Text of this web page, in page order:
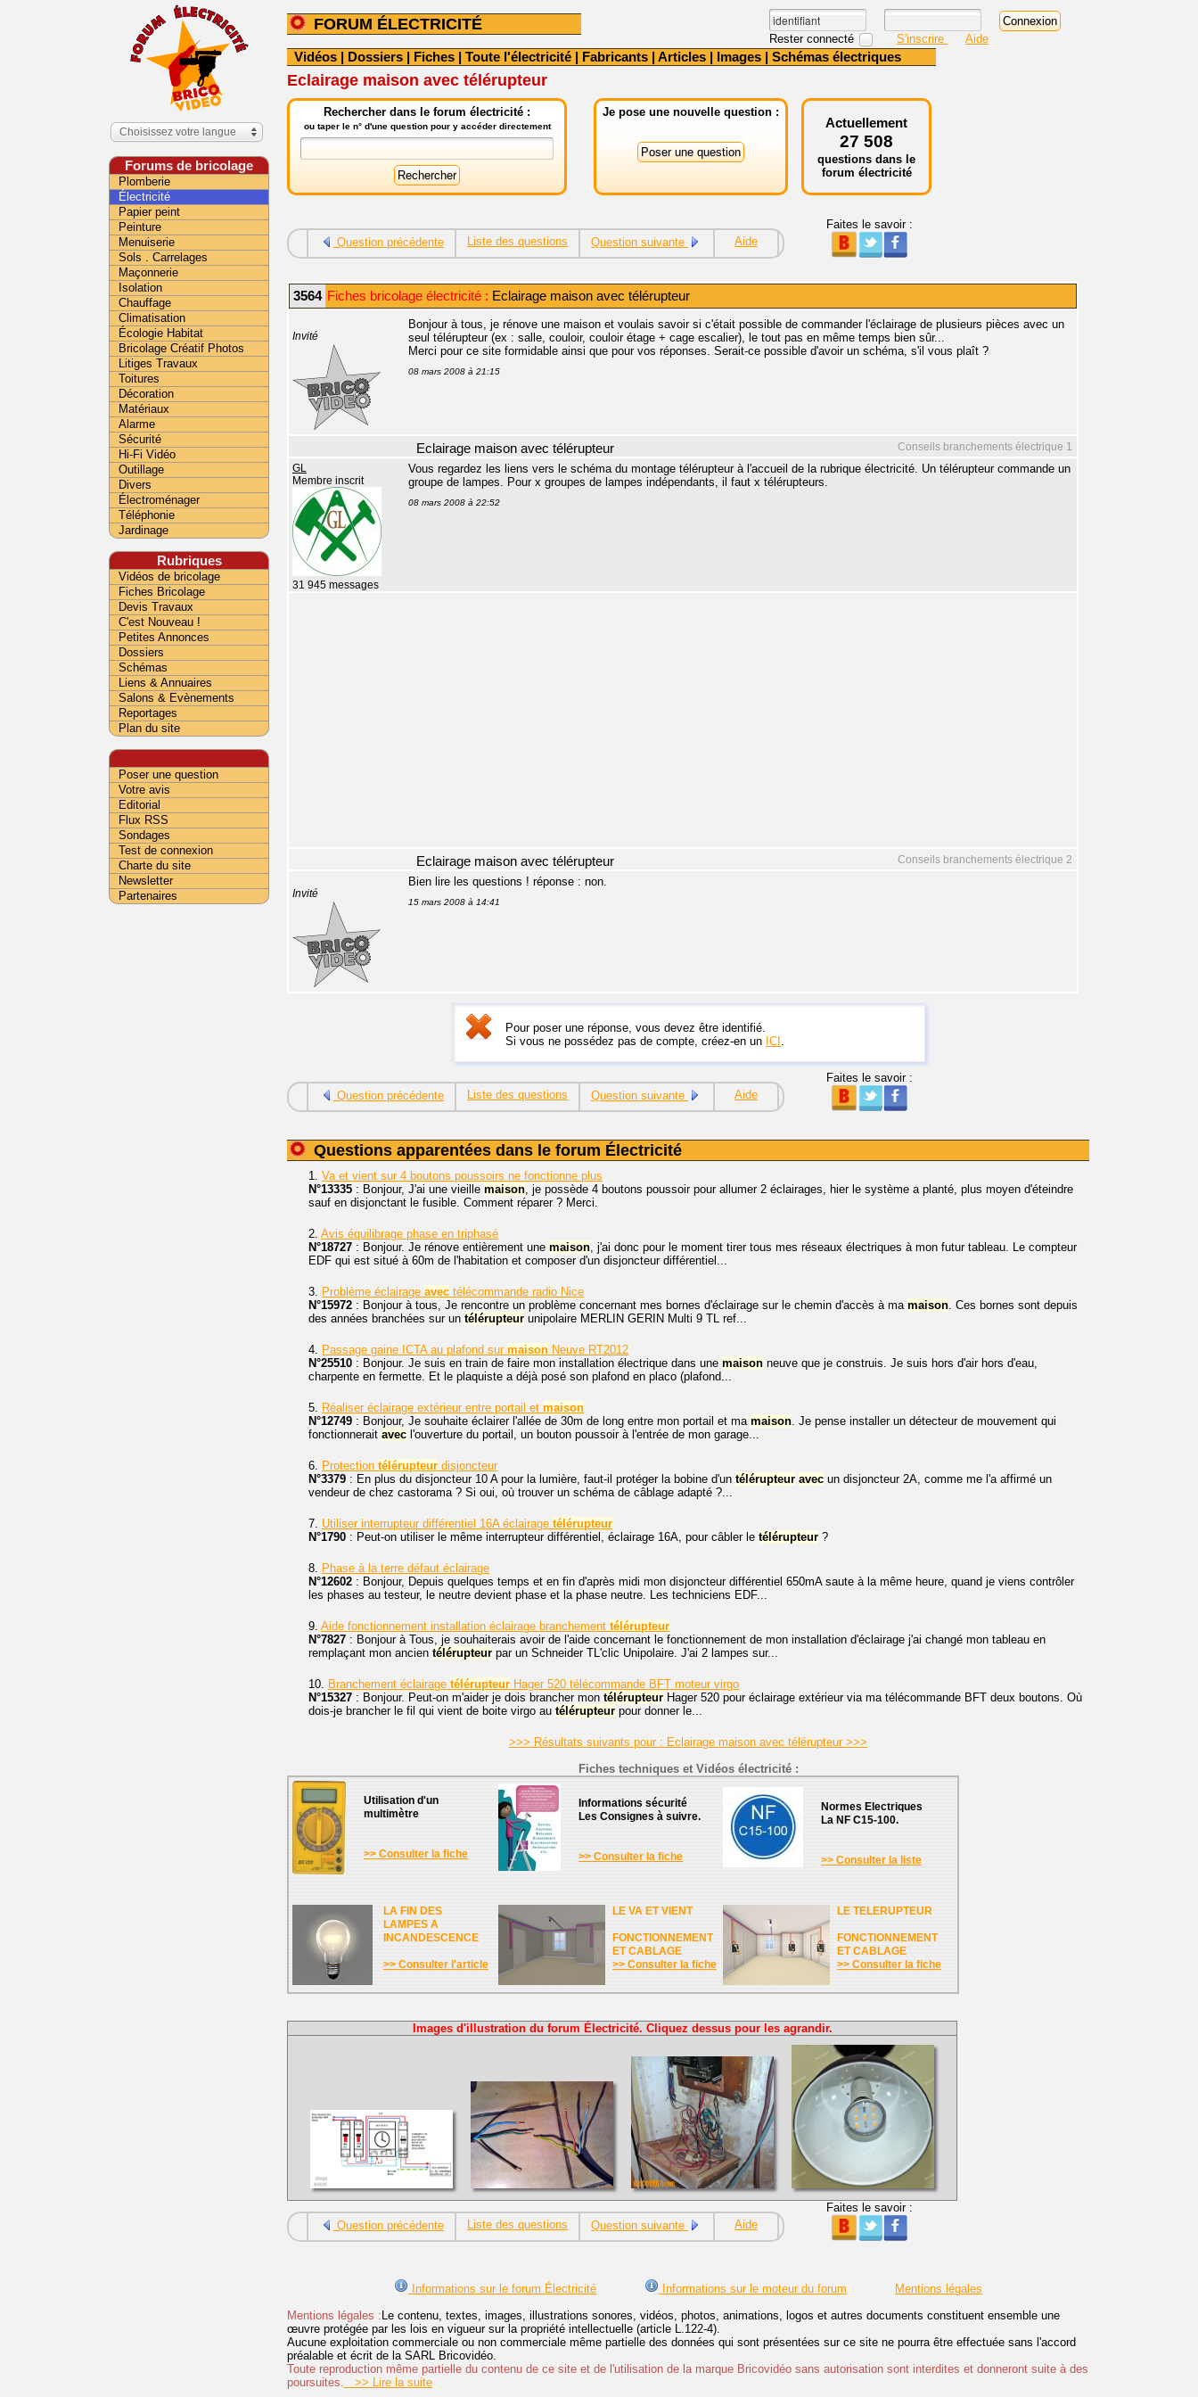
FORUM ÉLECTRICITÉ
Rester connecté S'inscrire Aide
Vidéos | Dossiers | Fiches | Toute l'électricité | Fabricants | Articles | Images | Schémas électriques
Eclairage maison avec télérupteur
Rechercher dans le forum électricité :
ou taper le n° d'une question pour y accéder directement
Je pose une nouvelle question :
Actuellement
27 508
questions dans le
forum électricité
Question précédente Liste des questions Question suivante Aide
Faites le savoir :
3564 Fiches bricolage électricité : Eclairage maison avec télérupteur
Invité
Bonjour à tous, je rénove une maison et voulais savoir si c'était possible de commander l'éclairage de plusieurs pièces avec un
seul télérupteur (ex : salle, couloir, couloir étage + cage escalier), le tout pas en même temps bien sûr...
Merci pour ce site formidable ainsi que pour vos réponses. Serait-ce possible d'avoir un schéma, s'il vous plaît ?
08 mars 2008 à 21:15
Conseils branchements électrique 1
Eclairage maison avec télérupteur
GL
Membre inscrit
31 945 messages
Vous regardez les liens vers le schéma du montage télérupteur à l'accueil de la rubrique électricité. Un télérupteur commande un
groupe de lampes. Pour x groupes de lampes indépendants, il faut x télérupteurs.
08 mars 2008 à 22:52
Conseils branchements électrique 2
Eclairage maison avec télérupteur
Invité
Bien lire les questions ! réponse : non.
15 mars 2008 à 14:41
Pour poser une réponse, vous devez être identifié.
Si vous ne possédez pas de compte, créez-en un ICI .
Question précédente Liste des questions Question suivante Aide
Faites le savoir :
Questions apparentées dans le forum Électricité
1. Va et vient sur 4 boutons poussoirs ne fonctionne plus
N°13335 : Bonjour, J'ai une vieille maison, je possède 4 boutons poussoir pour allumer 2 éclairages, hier le système a planté, plus moyen d'éteindre
sauf en disjonctant le fusible. Comment réparer ? Merci.
2. Avis équilibrage phase en triphasé
N°18727 : Bonjour. Je rénove entièrement une maison, j'ai donc pour le moment tirer tous mes réseaux électriques à mon futur tableau. Le compteur
EDF qui est situé à 60m de l'habitation et composer d'un disjoncteur différentiel...
3. Problème éclairage avec télécommande radio Nice
N°15972 : Bonjour à tous, Je rencontre un problème concernant mes bornes d'éclairage sur le chemin d'accès à ma maison. Ces bornes sont depuis
des années branchées sur un télérupteur unipolaire MERLIN GERIN Multi 9 TL ref...
4. Passage gaine ICTA au plafond sur maison Neuve RT2012
N°25510 : Bonjour. Je suis en train de faire mon installation électrique dans une maison neuve que je construis. Je suis hors d'air hors d'eau,
charpente en fermette. Et le plaquiste a déjà posé son plafond en placo (plafond...
5. Réaliser éclairage extérieur entre portail et maison
N°12749 : Bonjour, Je souhaite éclairer l'allée de 30m de long entre mon portail et ma maison. Je pense installer un détecteur de mouvement qui
fonctionnerait avec l'ouverture du portail, un bouton poussoir à l'entrée de mon garage...
6. Protection télérupteur disjoncteur
N°3379 : En plus du disjoncteur 10 A pour la lumière, faut-il protéger la bobine d'un télérupteur avec un disjoncteur 2A, comme me l'a affirmé un
vendeur de chez castorama ? Si oui, où trouver un schéma de câblage adapté ?...
7. Utiliser interrupteur différentiel 16A éclairage télérupteur
N°1790 : Peut-on utiliser le même interrupteur différentiel, éclairage 16A, pour câbler le télérupteur ?
8. Phase à la terre défaut éclairage
N°12602 : Bonjour, Depuis quelques temps et en fin d'après midi mon disjoncteur différentiel 650mA saute à la même heure, quand je viens contrôler
les phases au testeur, le neutre devient phase et la phase neutre. Les techniciens EDF...
9. Aide fonctionnement installation éclairage branchement télérupteur
N°7827 : Bonjour à Tous, je souhaiterais avoir de l'aide concernant le fonctionnement de mon installation d'éclairage j'ai changé mon tableau en
remplaçant mon ancien télérupteur par un Schneider TL'clic Unipolaire. J'ai 2 lampes sur...
10. Branchement éclairage télérupteur Hager 520 télécommande BFT moteur virgo
N°15327 : Bonjour. Peut-on m'aider je dois brancher mon télérupteur Hager 520 pour éclairage extérieur via ma télécommande BFT deux boutons. Où
dois-je brancher le fil qui vient de boite virgo au télérupteur pour donner le...
>>> Résultats suivants pour : Eclairage maison avec télérupteur >>>
Fiches techniques et Vidéos électricité :
Utilisation d'un
multimètre
>> Consulter la fiche
Informations sécurité
Les Consignes à suivre.
>> Consulter la fiche
Normes Electriques
La NF C15-100.
>> Consulter la liste
LA FIN DES
LAMPES A
INCANDESCENCE
>> Consulter l'article
LE VA ET VIENT
FONCTIONNEMENT
ET CABLAGE
>> Consulter la fiche
LE TELERUPTEUR
FONCTIONNEMENT
ET CABLAGE
>> Consulter la fiche
Images d'illustration du forum Électricité. Cliquez dessus pour les agrandir.
Question précédente Liste des questions Question suivante Aide
Faites le savoir :
Informations sur le forum Électricité Informations sur le moteur du forum
Mentions légales
Mentions légales : Le contenu, textes, images, illustrations sonores, vidéos, photos, animations, logos et autres documents constituent ensemble une
œuvre protégée par les lois en vigueur sur la propriété intellectuelle (article L.122-4).
Aucune exploitation commerciale ou non commerciale même partielle des données qui sont présentées sur ce site ne pourra être effectuée sans l'accord
préalable et écrit de la SARL Bricovidéo.
Toute reproduction même partielle du contenu de ce site et de l'utilisation de la marque Bricovidéo sans autorisation sont interdites et donneront suite à des
poursuites. >> Lire la suite
Choisissez votre langue
Forums de bricolage
Plomberie
Électricité
Papier peint
Peinture
Menuiserie
Sols . Carrelages
Maçonnerie
Isolation
Chauffage
Climatisation
Écologie Habitat
Bricolage Créatif Photos
Litiges Travaux
Toitures
Décoration
Matériaux
Alarme
Sécurité
Hi-Fi Vidéo
Outillage
Divers
Électroménager
Téléphonie
Jardinage
Rubriques
Vidéos de bricolage
Fiches Bricolage
Devis Travaux
C'est Nouveau !
Petites Annonces
Dossiers
Schémas
Liens & Annuaires
Salons & Evènements
Reportages
Plan du site
Poser une question
Votre avis
Editorial
Flux RSS
Sondages
Test de connexion
Charte du site
Newsletter
Partenaires